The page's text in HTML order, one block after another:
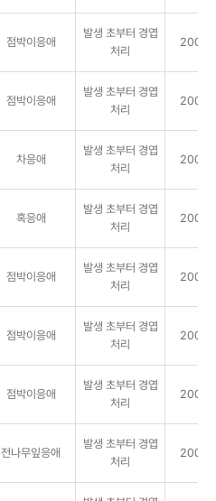
점박이응애
발생 초부터 경엽
처리
2000
점박이응애
발생 초부터 경엽
처리
2000
차응애
발생 초부터 경엽
처리
2000
혹응애
발생 초부터 경엽
처리
2000
점박이응애
발생 초부터 경엽
처리
2000
점박이응애
발생 초부터 경엽
처리
2000
점박이응애
발생 초부터 경엽
처리
2000
전나무잎응애
발생 초부터 경엽
처리
2000